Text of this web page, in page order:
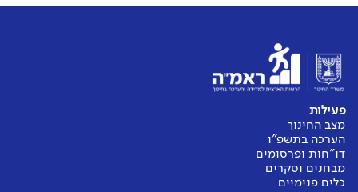
פעילות
מצב החינוך
הערכה בתשפ"ו
דו"חות ופרסומים
מבחנים וסקרים
כלים פנימיים